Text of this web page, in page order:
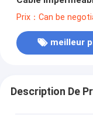
Prix：Can be
meilleur
Description De